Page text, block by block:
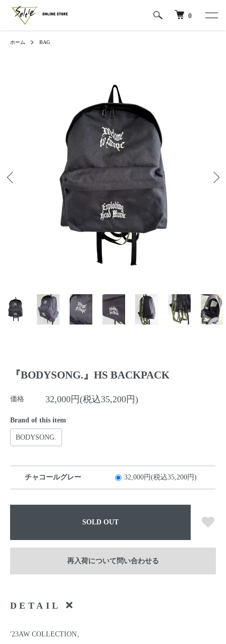
0
ホーム BAG
『BODYSONG.』HS BACKPACK
価格 32,000円(税込35,200円)
Brand of this item
BODYSONG.
チャコールグレー 32,000円(税込35,200円)
SOLD OUT
再入荷について問い合わせる
DETAIL
'23AW COLLECTION。